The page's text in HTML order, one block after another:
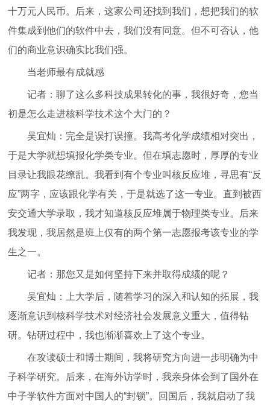
十万元人民币。后来，这家公司还找到我们，想把我们的软
件集成到他们的软件中去，我们没有同意。但不可否认，他
们的商业意识确实比我们强。
当老师最有成就感
记者：聊了这么多科技成果转化的事，我很好奇，您当
初是怎么走进核科学技术这个大门的？
吴宜灿：完全是误打误撞。我高考化学成绩相对突出，
于是大学就想填报化学类专业。但在填志愿时，厚厚的专业
目录让我眼花缭乱。我看到有个专业叫核反应堆，寻思有“反
应”两字，应该跟化学有关，于是就选了这一专业。直到被西
安交通大学录取，我才知道核反应堆属于物理类专业。后来
我发现，我居然是班上仅有的两个第一志愿报考该专业的学
生之一。
记者：那您又是如何坚持下来并取得成绩的呢？
吴宜灿：上大学后，随着学习的深入和认知的拓展，我
逐渐意识到核科学技术对经济社会发展意义重大，值得钻
研。钻研过程中，我也渐渐喜欢上了这个专业。
在攻读硕士和博士期间，我将研究方向进一步明确为中
子科学研究。后来，在海外访学时，我亲身体会到了国外在
中子学软件方面对中国人的“封锁”。回国后，我就启动了我